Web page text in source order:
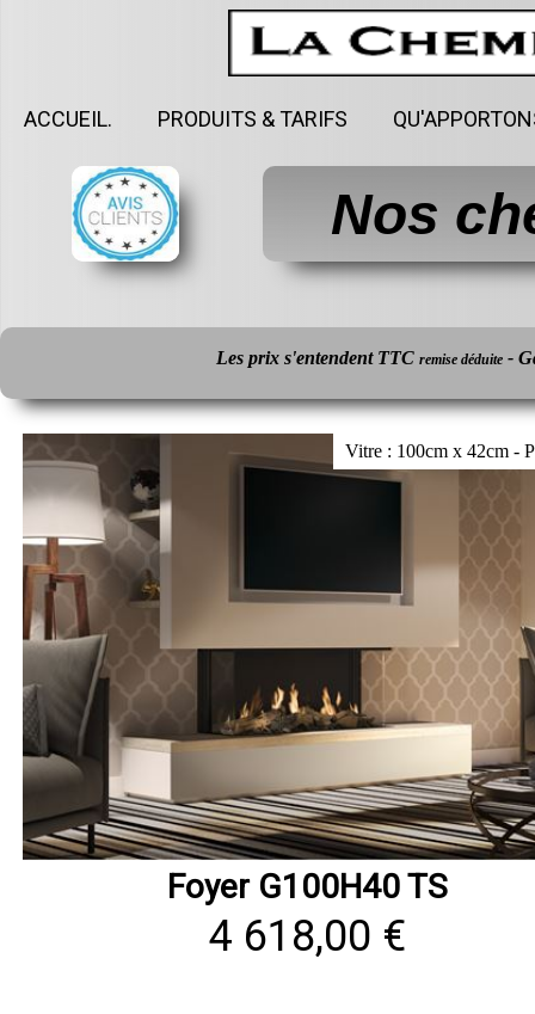
ACCUEIL. PRODUITS & TARIFS
Nos
Vitre : 100cm x 42cm -
Foyer G100H40 TS
4 618,00 €
Les prix s'entendent TTCremise déduite -